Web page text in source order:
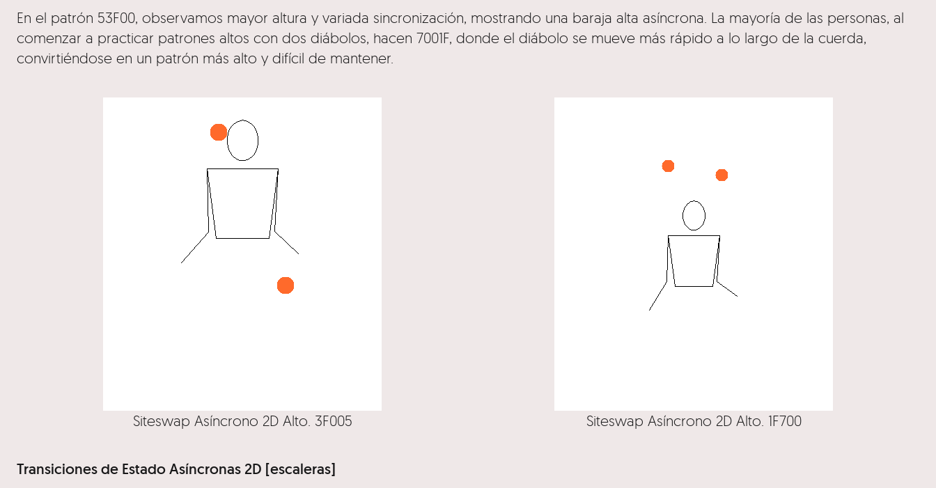
En el patrón 53F00, observamos mayor altura y variada sincronización, mostrando una baraja alta asíncrona. La mayoría de las personas, al
comenzar a practicar patrones altos con dos diábolos, hacen 7001F, donde el diábolo se mueve más rápido a lo largo de la cuerda,
convirtiéndose en un patrón más alto y difícil de mantener.
Siteswap Asíncrono 2D Alto. 3F005 Siteswap Asíncrono 2D Alto. 1F700
Transiciones de Estado Asíncronas 2D [escaleras]